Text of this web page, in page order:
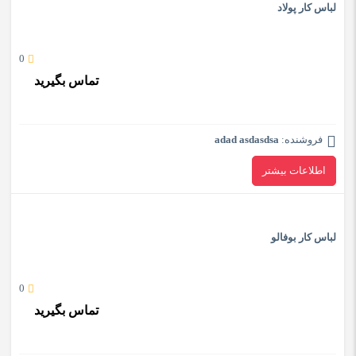
لباس کار پولاد
0
تماس بگیرید
فروشنده: adad asdasdsa
اطلاعات بیشتر
لباس کار بوفالو
0
تماس بگیرید